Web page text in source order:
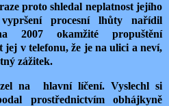
proto shledal neplatnost jejího
procesní lhůty nařídil
2007 okamžité propuštění
jej v telefonu, že je na ulici a neví,
zážitek.
na hlavní líčení. Vyslechl si
prostřednictvím obhájkyně